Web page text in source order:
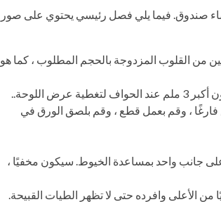
صندوق. فيما يلي فصل رئيسي يحتوي على صور
من القلوب المزدوجة بالحجم المطلوب ، كما هو
، وقم بعمل قطع ، وقم بلصق الورق في
جانب واحد بمساعدة الخيوط. سيكون مخفيًا ،
الأعلى وافرده حتى لا تظهر الطيات القبيحة.